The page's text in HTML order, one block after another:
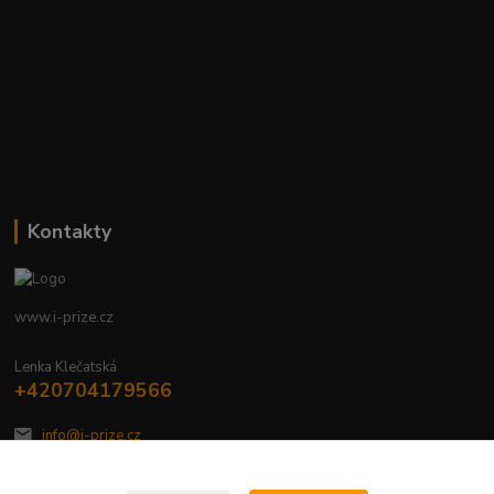
Kontakty
www.i-prize.cz
Lenka Klečatská
+420704179566
info@i-prize.cz